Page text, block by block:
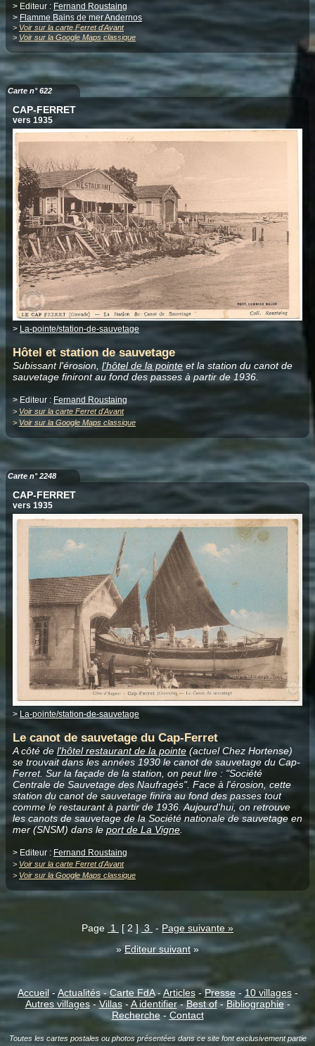
> Editeur : Fernand Roustaing
> Flamme Bains de mer Andernos
> Voir sur la carte Ferret d'Avant
> Voir sur la Google Maps classique
Carte n° 622
CAP-FERRET
vers 1935
> La-pointe/station-de-sauvetage
Hôtel et station de sauvetage
Subissant l'érosion, l'hôtel de la pointe et la station du canot de
sauvetage finiront au fond des passes à partir de 1936.
> Editeur : Fernand Roustaing
> Voir sur la carte Ferret d'Avant
> Voir sur la Google Maps classique
Carte n° 2248
CAP-FERRET
vers 1935
> La-pointe/station-de-sauvetage
Le canot de sauvetage du Cap-Ferret
A côté del'hôtel restaurant de la pointe (actuel Chez Hortense)
se trouvait dans les années 1930 le canot de sauvetage du Cap-
Ferret. Sur la façade de la station, on peut lire : "Société
Centrale de Sauvetage des Naufragés". Face à l'érosion, cette
station du canot de sauvetage finira au fond des passes tout
comme le restaurant à partir de 1936. Aujourd'hui, on retrouve
les canots de sauvetage de la Société nationale de sauvetage en
mer (SNSM) dans le port de La Vigne.
> Editeur : Fernand Roustaing
> Voir sur la carte Ferret d'Avant
> Voir sur la Google Maps classique
Page 1 [ 2 ] 3 - Page suivante »
»Editeur suivant»
Accueil-Actualités-Carte FdA- Articles-Presse- 10 villages-
Autres villages-Villas- A identifier-Best of- Bibliographie-
Recherche- Contact
Toutes les cartes postales ou photos présentées dans ce site font exclusivement partie